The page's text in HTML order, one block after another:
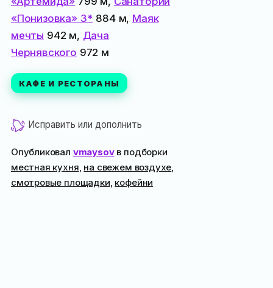
«Понизовка» 3* 884 м, Маяк
мечты 942 м, Дача
Чернявского 972 м
КАФЕ И РЕСТОРАНЫ
Исправить или дополнить
Опубликовал vmaysovв подборки
местная кухня, на свежем воздухе,
смотровые площадки, кофейни